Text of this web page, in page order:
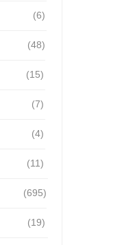
(6)
(48)
(15)
(7)
(4)
(11)
(695)
(19)